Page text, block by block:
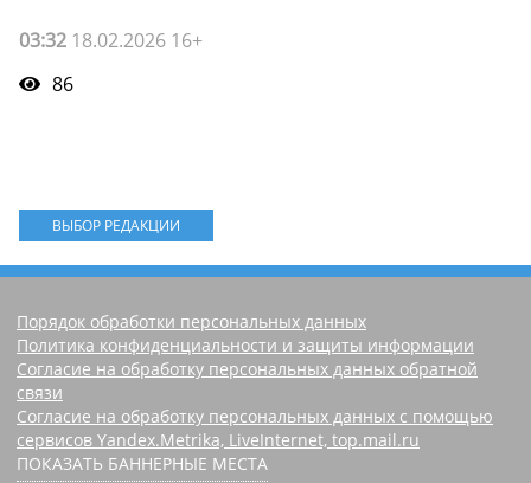
03:32 18.02.2026 16+
86
ВЫБОР РЕДАКЦИИ
Порядок обработки персональных данных
Политика конфиденциальности и защиты информации
Согласие на обработку персональных данных обратной
связи
Согласие на обработку персональных данных с помощью
сервисов Yandex.Metrika, LiveInternet, top.mail.ru
ПОКАЗАТЬ БАННЕРНЫЕ МЕСТА